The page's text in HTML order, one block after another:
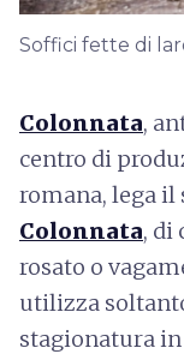
Soffici fette di
Colonnata,
centro di
romana, lega il
Colonnata, di
rosato o
utilizza
stagionatura in